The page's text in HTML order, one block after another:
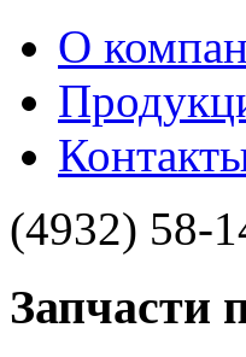
О
(4932) 58-
Запчасти